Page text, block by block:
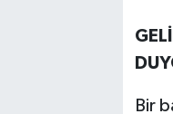
Bir